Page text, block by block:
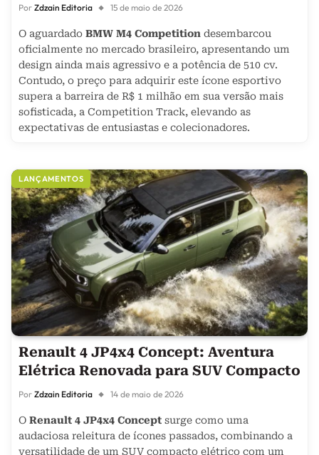
Por Zdzain Editoria 15 de maio de 2026
O aguardado BMW M4 Competition desembarcou
oficialmente no mercado brasileiro, apresentando um
design ainda mais agressivo e a potência de 510 cv.
Contudo, o preço para adquirir este ícone esportivo
supera a barreira de R$ 1 milhão em sua versão mais
sofisticada, a Competition Track, elevando as
expectativas de entusiastas e colecionadores.
LANÇAMENTOS
Renault 4 JP4x4 Concept: Aventura
Elétrica Renovada para SUV Compacto
Por Zdzain Editoria 14 de maio de 2026
O Renault 4 JP4x4 Concept surge como uma
audaciosa releitura de ícones passados, combinando a
versatilidade de um SUV compacto elétrico com um